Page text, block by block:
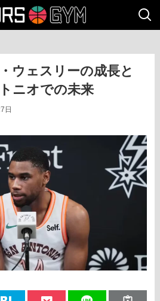
ウェスリーの成長と
ニオでの未来
日